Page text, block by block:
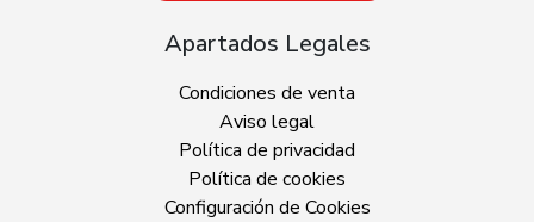
Apartados Legales
Condiciones de venta
Aviso legal
Política de privacidad
Política de cookies
Configuración de Cookies